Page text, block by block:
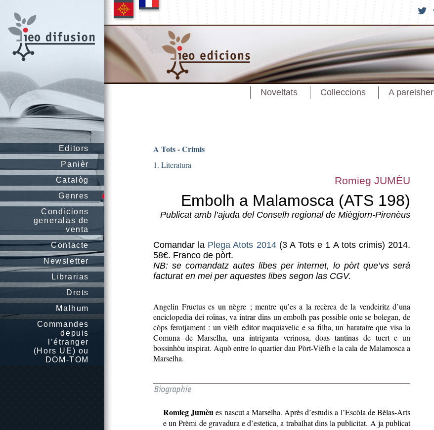
Editors
Panièr
Catalòg
Genres
Condicions
generalas de
venta
Contacte
Newsletter
Librarias
Drets
Malhum
Commandes
depuis
l’étranger
(Hors UE) ou
DOM-TOM
Noveltats Colleccions A pareisher
A Tots - Crimis
1. Literatura
Romieg JUMÈU
Embolh a Malamosca (ATS 198)
Publicat amb l’ajuda del Conselh regional de Miègjorn-Pirenèus
Comandar la Plega Atots 2014(3 A Tots e 1 A tots crimis) 2014.
58€. Franco de pòrt.
NB: se comandatz autes libes per internet, lo pòrt que’vs serà
facturat en mei per aquestes libes segon las CGV.
Angelin Fructus es un nègre ; mentre qu’es a la recèrca de la vendeiritz d’una
enciclopedia dei roïnas, va intrar dins un embolh pas possible onte se bolegan, de
còps ferotjament : un vièlh editor maquiavelic e sa filha, un barataire que visa la
Comuna de Marselha, una intriganta verinosa, doas tantinas de tuert e un
bossinhòu inspirat. Aquò entre lo quartier dau Pòrt-Vièlh e la cala de Malamosca a
Marselha.
Romieg Jumèues nascut a Marselha. Après d’estudis a l’Escòla de Bèlas-Arts
e un Prèmi de gravadura e d’estetica, a trabalhat dins la publicitat. A ja publicat